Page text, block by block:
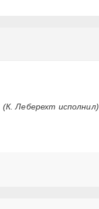
(К. Леберехт исполнил)